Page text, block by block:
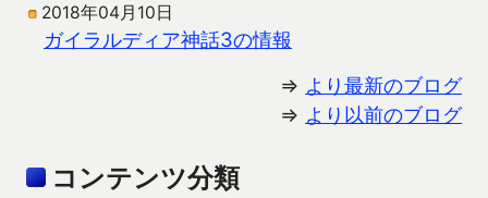
2018年04月10日
ガイラルディア神話3の情報
⇒ より最新のブログ
⇒ より以前のブログ
コンテンツ分類